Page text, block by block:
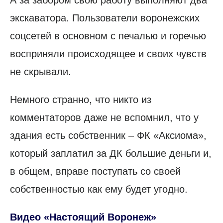
экскаватора. Пользователи воронежских
соцсетей в основном с печалью и горечью
восприняли происходящее и своих чувств
не скрывали.
Немного странно, что никто из
комментаторов даже не вспомнил, что у
здания есть собственник – ФК «Аксиома»,
который заплатил за ДК большие деньги и,
в общем, вправе поступать со своей
собственностью как ему будет угодно.
Видео «Настоящий Воронеж»